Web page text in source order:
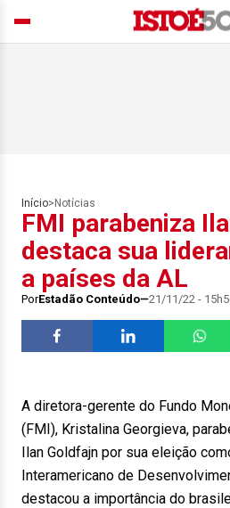
Início> Notícias
FMI parabeniza
destaca sua
a países da AL
PorEstadão Conteúdo 21/11/22 -
A diretora-gerente do Fundo
(FMI), Kristalina Georgieva,
Ilan Goldfajn por sua eleição
Interamericano de
destacou a importância do